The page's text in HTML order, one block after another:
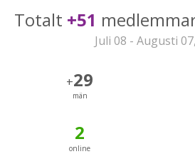
Totalt +51
Juli 08 - Augusti
+29
män
2
online